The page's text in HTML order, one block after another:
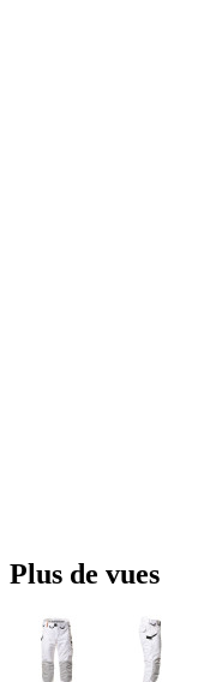
Plus de vues